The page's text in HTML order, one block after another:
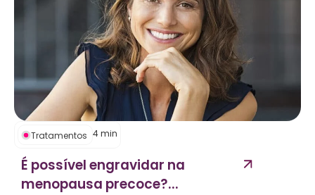
Tratamentos 4min
É possível engravidar na
menopausa precoce?...